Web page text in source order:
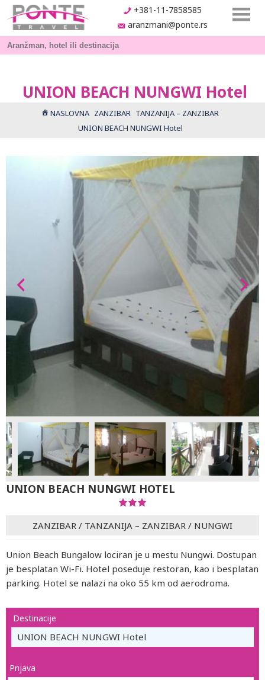
+381-11-7858585
aranzmani@ponte.rs
UNION BEACH NUNGWI Hotel
NASLOVNA ZANZIBAR TANZANIJA – ZANZIBAR
UNION BEACH NUNGWI Hotel
UNION BEACH NUNGWI HOTEL
ZANZIBAR / TANZANIJA – ZANZIBAR / NUNGWI
Union Beach Bungalow lociran je u mestu Nungwi. Dostupan
je besplatan Wi-Fi. Hotel poseduje restoran, kao i besplatan
parking. Hotel se nalazi na oko 55 km od aerodroma.
Destinacije
UNION BEACH NUNGWI Hotel
Prijava